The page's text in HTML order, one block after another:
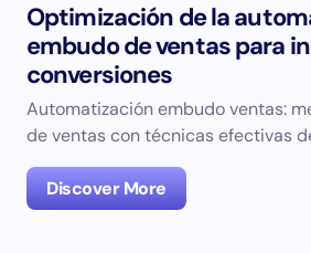
Optimización de la
embudo de ventas para
conversiones
Automatización embudo ventas:
de ventas con técnicas efectivas
Discover More